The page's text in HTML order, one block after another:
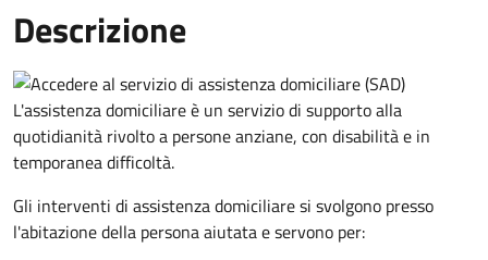
Descrizione
L'assistenza domiciliare è un servizio di supporto alla
quotidianità rivolto a persone anziane, con disabilità e in
temporanea difficoltà.
Gli interventi di assistenza domiciliare si svolgono presso
l'abitazione della persona aiutata e servono per: